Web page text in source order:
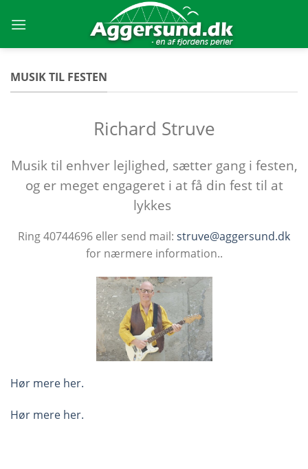
MUSIK TIL FESTEN
Richard Struve
Musik til enhver lejlighed, sætter gang i festen,
og er meget engageret i at få din fest til at
lykkes
Ring 40744696 eller send mail: struve@aggersund.dk
for nærmere information..
Hør mere her.
Hør mere her.